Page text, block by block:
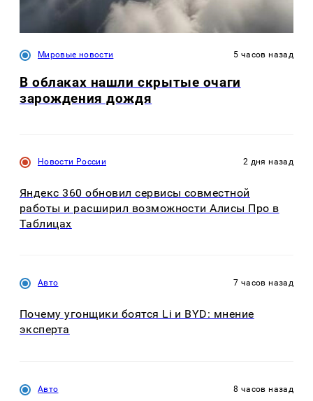
Мировые новости 5 часов назад
В облаках нашли скрытые очаги
зарождения дождя
Новости России 2 дня назад
Яндекс 360 обновил сервисы совместной
работы и расширил возможности Алисы Про в
Таблицах
Авто 7 часов назад
Почему угонщики боятся Li и BYD: мнение
эксперта
Авто 8 часов назад